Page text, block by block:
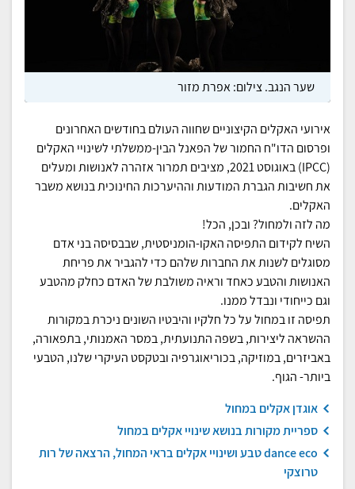
שער הנגב. צילום: אפרת מזור
אירועי האקלים הקיצוניים שחווה העולם בחודשים האחרונים
ופרסום הדו"ח החמור של הפאנל הבין-ממשלתי לשינויי האקלים
(IPCC) באוגוסט 2021, מציבים תמרור אזהרה לאנושות ומעלים
את חשיבות הגברת המודעות וההיערכות החינוכית בנושא משבר
האקלים.
מה לזה ולמחול? ובכן, הכל!
השיח לקידום התפיסה האקו-הומניסטית, שבבסיסה בני אדם
מסוגלים לשנות את החברות שלהם כדי להגביר את פריחת
האנושות והטבע כאחד וראיה משולבת של האדם כחלק מהטבע
וגם כייחודי ונבדל ממנו.
תפיסה זו במחול על כל חלקיו והיבטיו השונים ניכרת במקורות
ההשראה ליצירות, בשפה התנועתית, במסר האמנותי, בתפאורה,
באביזרים, במוזיקה, בכוריאוגרפיה ובטקסט העיקרי שלנו, הטבעי
ביותר- הגוף.
אוגדן אקלים במחול
ספריית מקורות בנושא שינויי אקלים במחול
dance eco טבע ושינויי אקלים בראי המחול, הרצאה של רות
טרוצקי